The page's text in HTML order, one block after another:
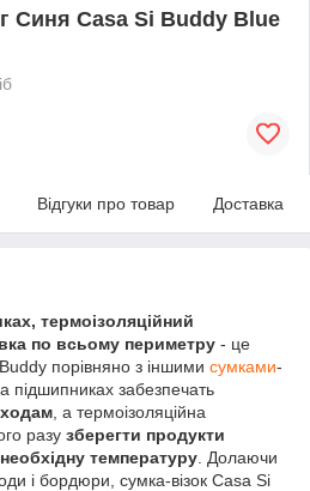
Синя Casa Si Buddy Blue
Відгуки про товар Доставка
термоізоляційний
по всьому периметру - це
порівняно з іншими сумками-
підшипниках забезпечать
, а термоізоляційна
разу зберегти продукти
температуру . Долаючи
і бордюри, сумка-візок Casa Si